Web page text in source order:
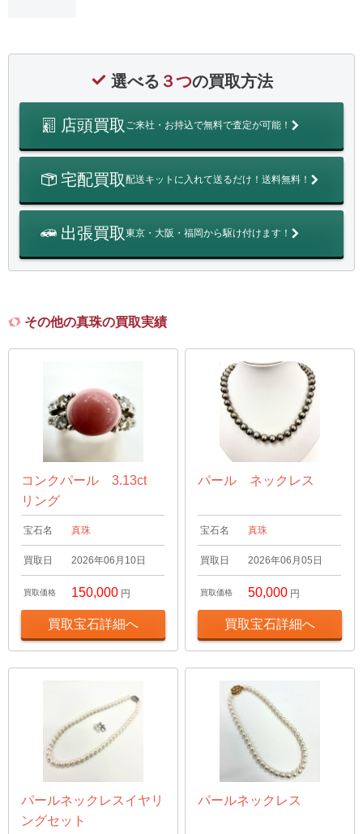
選べる ３つの買取方法
店頭買取 ご来社・お持込で無料で査定が可能！
宅配買取配送キットに入れて送るだけ！送料無料！
出張買取東京・大阪・福岡から駆け付けます！
その他の真珠の買取実績
コンクパール 3.13ct
リング
宝石名 真珠
買取日 2026年06月10日
買取価格 150,000 円
買取宝石詳細へ
パール ネックレス
宝石名 真珠
買取日 2026年06月05日
買取価格 50,000 円
買取宝石詳細へ
パールネックレスイヤリ
ングセット
パールネックレス